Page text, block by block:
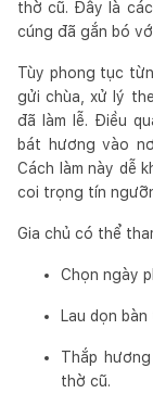
thờ cũ. Đây là
cúng đã gắn bó
Tùy phong tục
gửi chùa, xử lý
đã làm lễ. Điều
bát hương vào
Cách làm này dễ
coi trọng tín
Gia chủ có thể
Chọn ngày
Lau dọn
Thắp
thờ cũ.